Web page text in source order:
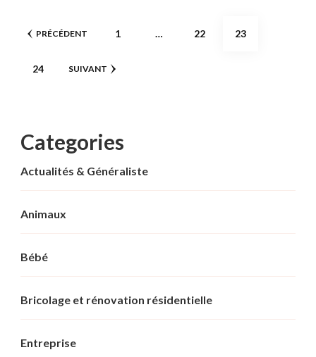
Pagination
publications
PRÉCÉDENT PAGE
1 … PAGE
22 PAGE
23
PAGE
24 SUIVANT
Categories
Actualités & Généraliste
Animaux
Bébé
Bricolage et rénovation résidentielle
Entreprise